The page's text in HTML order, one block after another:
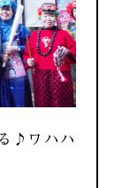
♪ワハハ